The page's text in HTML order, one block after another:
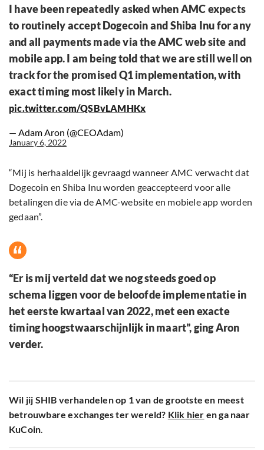
I have been repeatedly asked when AMC expects
to routinely accept Dogecoin and Shiba Inu for any
and all payments made via the AMC web site and
mobile app. I am being told that we are still well on
track for the promised Q1 implementation, with
exact timing most likely in March.
pic.twitter.com/QSBvLAMHKx
— Adam Aron (@CEOAdam)
January 6, 2022
“Mij is herhaaldelijk gevraagd wanneer AMC verwacht dat
Dogecoin en Shiba Inu worden geaccepteerd voor alle
betalingen die via de AMC-website en mobiele app worden
gedaan”.
“Er is mij verteld dat we nog steeds goed op
schema liggen voor de beloofde implementatie in
het eerste kwartaal van 2022, met een exacte
timing hoogstwaarschijnlijk in maart”, ging Aron
verder.
Wil jij SHIB verhandelen op 1 van de grootste en meest
betrouwbare exchanges ter wereld? Klik hier en ga naar
KuCoin.